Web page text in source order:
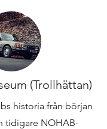
(Trollhättan)
historia från början
tidigare NOHAB-